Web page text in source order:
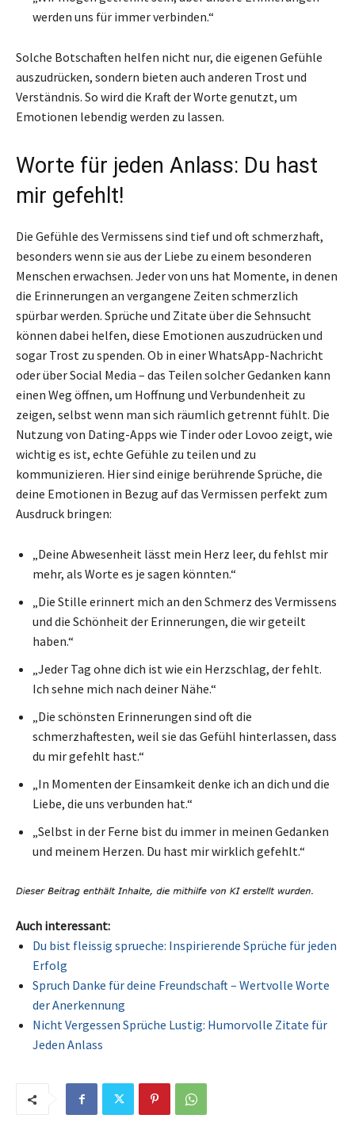
werden uns für immer verbinden.“
Solche Botschaften helfen nicht nur, die eigenen Gefühle
auszudrücken, sondern bieten auch anderen Trost und
Verständnis. So wird die Kraft der Worte genutzt, um
Emotionen lebendig werden zu lassen.
Worte für jeden Anlass: Du hast
mir gefehlt!
Die Gefühle des Vermissens sind tief und oft schmerzhaft,
besonders wenn sie aus der Liebe zu einem besonderen
Menschen erwachsen. Jeder von uns hat Momente, in denen
die Erinnerungen an vergangene Zeiten schmerzlich
spürbar werden. Sprüche und Zitate über die Sehnsucht
können dabei helfen, diese Emotionen auszudrücken und
sogar Trost zu spenden. Ob in einer WhatsApp-Nachricht
oder über Social Media – das Teilen solcher Gedanken kann
einen Weg öffnen, um Hoffnung und Verbundenheit zu
zeigen, selbst wenn man sich räumlich getrennt fühlt. Die
Nutzung von Dating-Apps wie Tinder oder Lovoo zeigt, wie
wichtig es ist, echte Gefühle zu teilen und zu
kommunizieren. Hier sind einige berührende Sprüche, die
deine Emotionen in Bezug auf das Vermissen perfekt zum
Ausdruck bringen:
„Deine Abwesenheit lässt mein Herz leer, du fehlst mir
mehr, als Worte es je sagen könnten.“
„Die Stille erinnert mich an den Schmerz des Vermissens
und die Schönheit der Erinnerungen, die wir geteilt
haben.“
„Jeder Tag ohne dich ist wie ein Herzschlag, der fehlt.
Ich sehne mich nach deiner Nähe.“
„Die schönsten Erinnerungen sind oft die
schmerzhaftesten, weil sie das Gefühl hinterlassen, dass
du mir gefehlt hast.“
„In Momenten der Einsamkeit denke ich an dich und die
Liebe, die uns verbunden hat.“
„Selbst in der Ferne bist du immer in meinen Gedanken
und meinem Herzen. Du hast mir wirklich gefehlt.“
Auch interessant:
Du bist fleissig sprueche: Inspirierende Sprüche für jeden
Erfolg
Spruch Danke für deine Freundschaft – Wertvolle Worte
der Anerkennung
Nicht Vergessen Sprüche Lustig: Humorvolle Zitate für
Jeden Anlass